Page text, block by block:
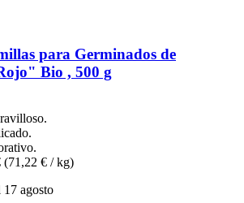
para Germinados de
Bio , 500 g
(71,22 € / kg)
17 agosto